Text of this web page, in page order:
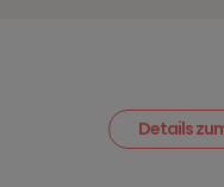
Details